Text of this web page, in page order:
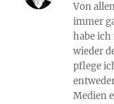
Von
immer
habe
wieder
pflege
Medien